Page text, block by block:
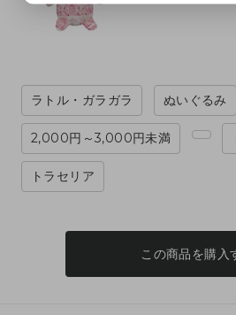
ラトル・ガラガラ ぬいぐるみ
2,000円～3,000円未満
トラセリア
この商品を購入